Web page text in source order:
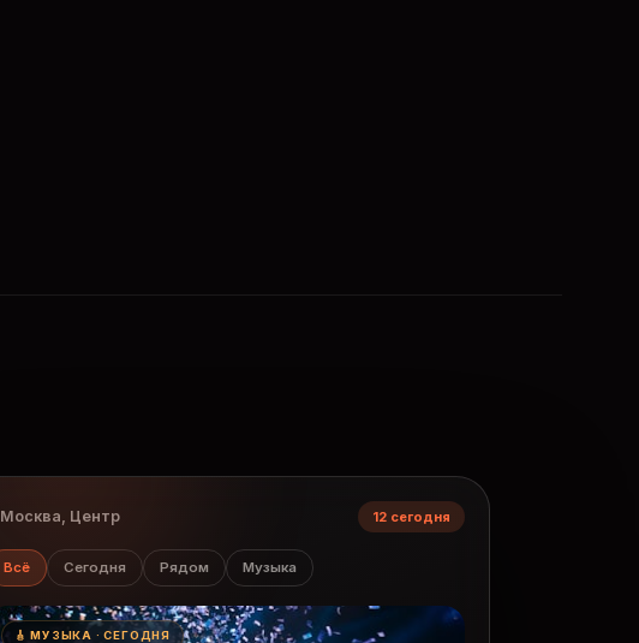
Москва, Центр 12 сегодня
Всё Сегодня Рядом Музыка
🎸 МУЗЫКА · СЕГОДНЯ